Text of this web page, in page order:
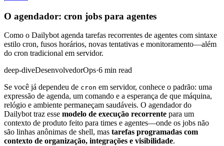
O agendador: cron jobs para agentes
Como o Dailybot agenda tarefas recorrentes de agentes com sintaxe
estilo cron, fusos horários, novas tentativas e monitoramento—além
do cron tradicional em servidor.
deep-diveDesenvolvedorOps·6 min read
Se você já dependeu de cron em servidor, conhece o padrão: uma
expressão de agenda, um comando e a esperança de que máquina,
relógio e ambiente permaneçam saudáveis. O agendador do
Dailybot traz esse modelo de execução recorrente para um
contexto de produto feito para times e agentes—onde os jobs não
são linhas anônimas de shell, mas tarefas programadas com
contexto de organização, integrações e visibilidade.